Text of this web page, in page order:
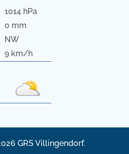
1014 hPa
0 mm
NW
9 km/h
GRS Villingendorf.